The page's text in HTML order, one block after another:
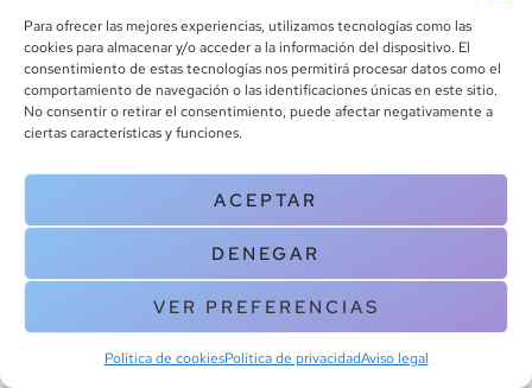
Para ofrecer las mejores experiencias, utilizamos tecnologías como las
cookies para almacenar y/o acceder a la información del dispositivo. El
consentimiento de estas tecnologías nos permitirá procesar datos como el
comportamiento de navegación o las identificaciones únicas en este sitio.
No consentir o retirar el consentimiento, puede afectar negativamente a
ciertas características y funciones.
ACEPTAR
DENEGAR
VER PREFERENCIAS
Política de cookiesPolítica de privacidadAviso legal
info@canoalibros.com
pedidos@canoalibros.com
+34 934 242 391
CONTACTO
Copyright © 2025 Canoa Libros. All Rights Reserved |
cookies
| Aviso legal